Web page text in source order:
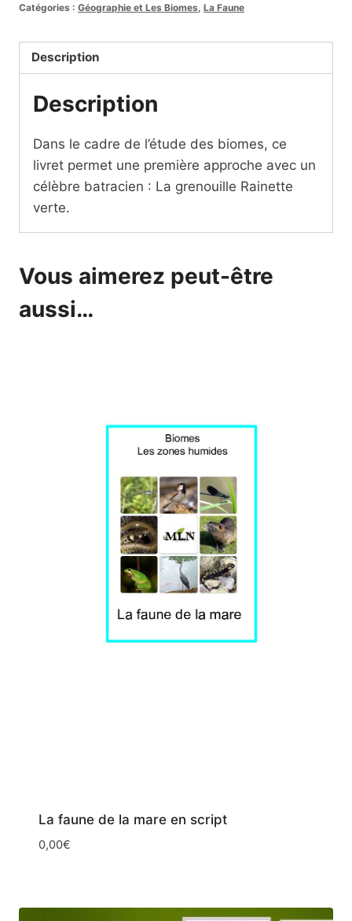
La
Rainette
SCRIPT
Catégories : Géographie et Les Biomes La Faune
Description
Description
Dans le cadre de l’étude des biomes, ce
livret permet une première approche avec un
célèbre batracien : La grenouille Rainette
verte.
Vous aimerez peut-être
aussi…
La faune de la mare en script
0,00€